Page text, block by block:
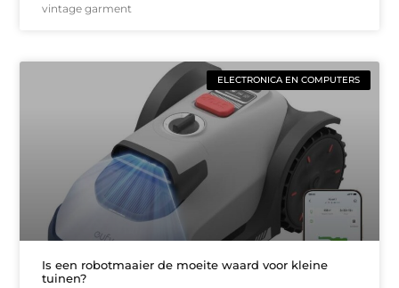
vintage garment
ELECTRONICA EN COMPUTERS
Is een robotmaaier de moeite waard voor kleine
tuinen?